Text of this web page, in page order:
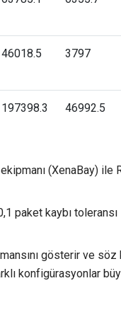
46018.5 3797
197398.3 46992.5
(XenaBay) ile
paket kaybı
gösterir ve söz
konfigürasyonlar